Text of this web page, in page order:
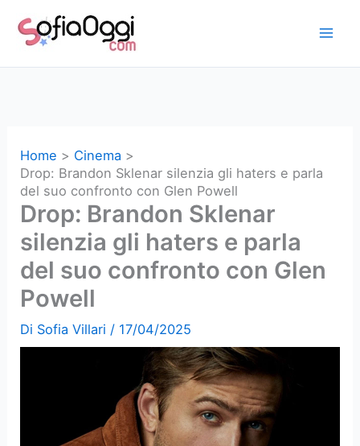
Home
Cinema
Drop: Brandon Sklenar silenzia gli haters e parla
del suo confronto con Glen Powell
Drop: Brandon Sklenar
silenzia gli haters e parla
del suo confronto con Glen
Powell
Di Sofia Villari / 17/04/2025